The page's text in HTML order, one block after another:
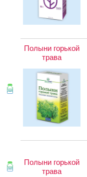
Полыни горькой
трава
Полыни горькой
трава